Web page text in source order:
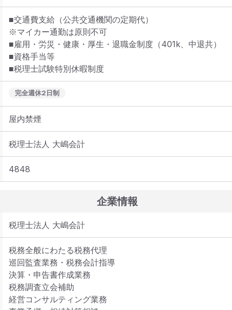
■交通費支給（公共交通機関の定期代）
※マイカー通勤は原則不可
■雇用・労災・健康・厚生・退職金制度（401k、中退共）
■資格手当等
■税理士試験特別休暇制度
完全週休2日制
屋内禁煙
税理士法人 大嶋会計
4848
企業情報
税理士法人 大嶋会計
税務全般にわたる税務代理
巡回監査業務・税務会計指導
決算・申告書作成業務
税務調査立会補助
経営コンサルティング業務